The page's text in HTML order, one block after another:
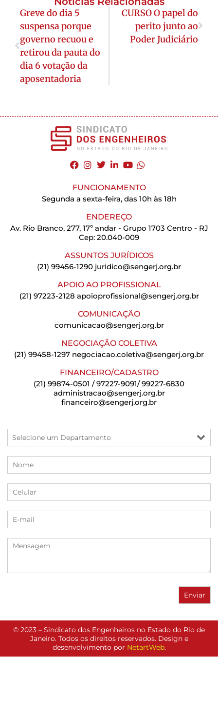
Greve do dia 5
suspensa porque
governo recuou e
retirou da pauta do
dia 6 votação da
aposentadoria
CURSO O papel do
perito junto ao
Poder Judiciário
FUNCIONAMENTO
Segunda a sexta-feira, das 10h às 18h
ENDEREÇO
Av. Rio Branco, 277, 17º andar - Grupo 1703 Centro - RJ
Cep: 20.040-009
ASSUNTOS JURÍDICOS
(21) 99456-1290 juridico@sengerj.org.br
APOIO AO PROFISSIONAL
(21) 97223-2128 apoioprofissional@sengerj.org.br
COMUNICAÇÃO
comunicacao@sengerj.org.br
NEGOCIAÇÃO COLETIVA
(21) 99458-1297 negociacao.coletiva@sengerj.org.br
FINANCEIRO/CADASTRO
(21) 99874-0501 / 97227-9091/ 99227-6830
administracao@sengerj.org.br
financeiro@sengerj.org.br
© 2023 – Sindicato dos Engenheiros no Estado do Rio de
Janeiro. Todos os direitos reservados. Design e
desenvolvimento por NetartWeb.